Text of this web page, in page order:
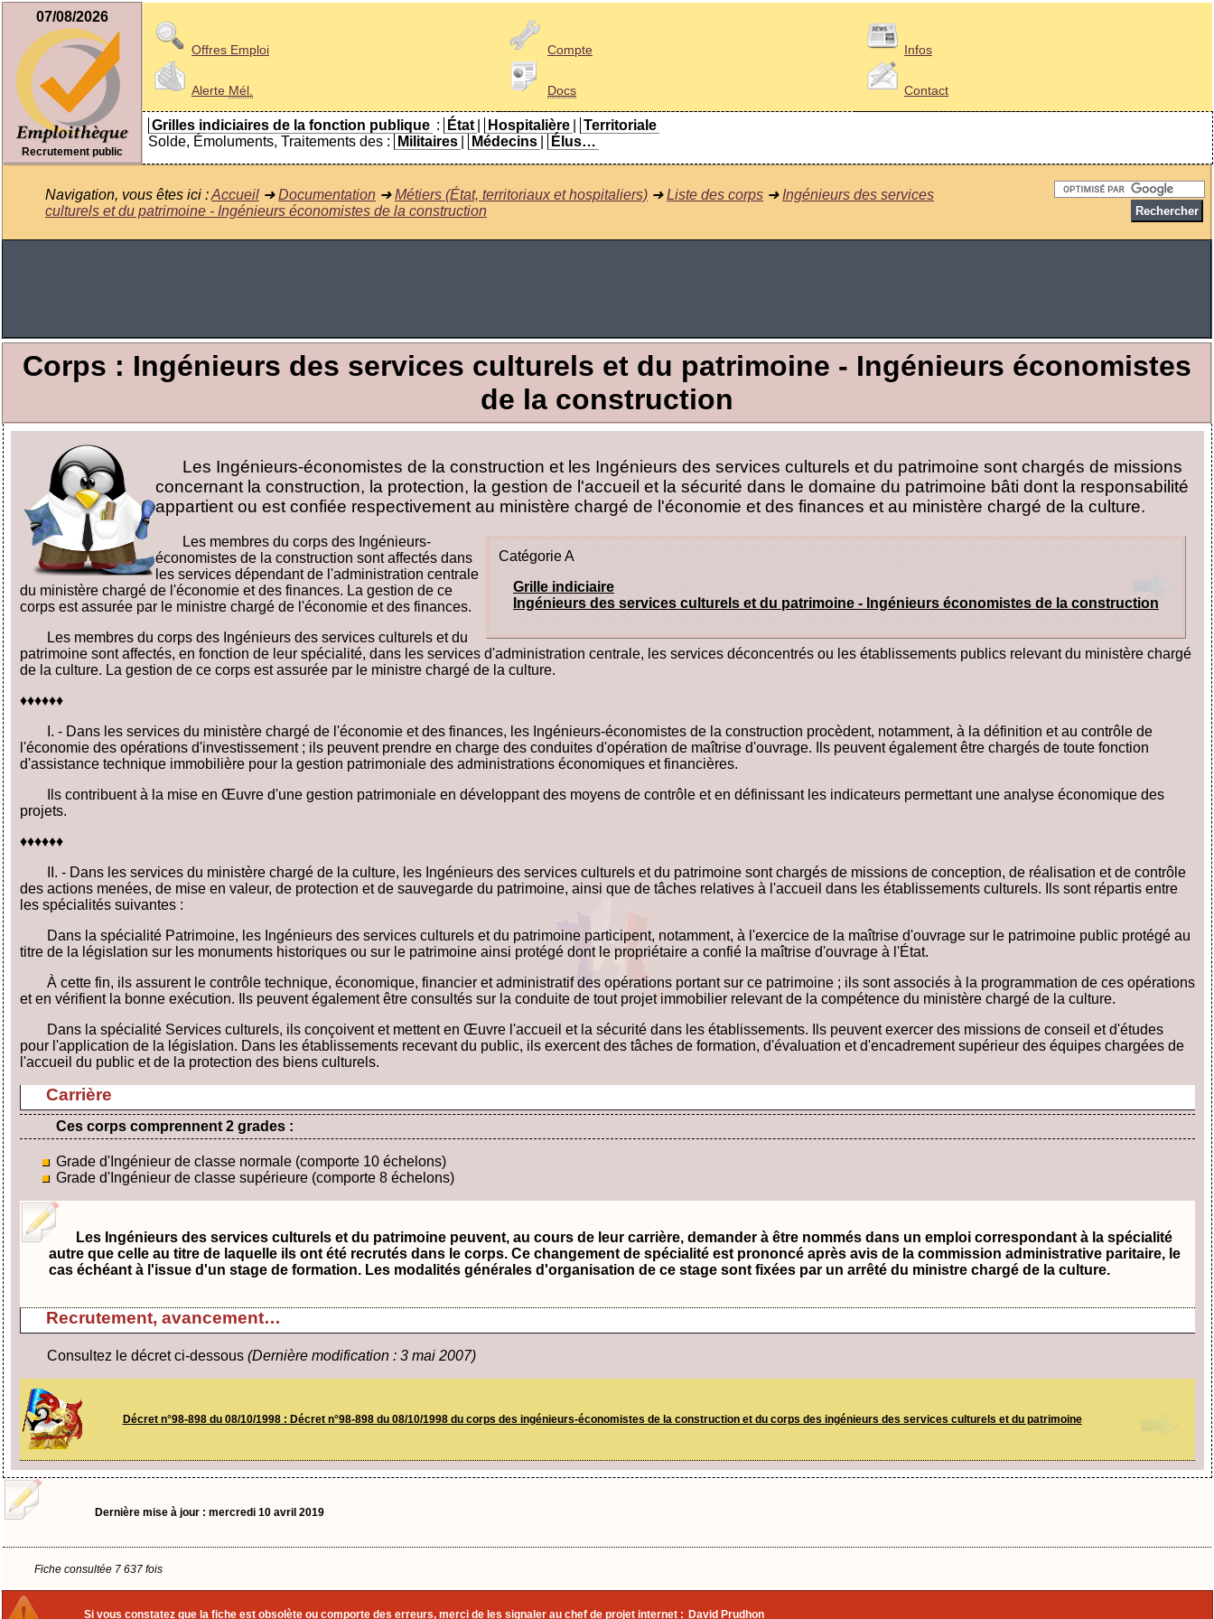
07/08/2026
Recrutement public
Offres Emploi
Alerte Mél.
Compte
Docs
Infos
Contact
Grilles indiciaires de la fonction publique : État Hospitalière
Territoriale
Solde, Émoluments, Traitements des :
Militaires Médecins Élus…
Navigation, vous êtes ici :Accueil ➜Documentation ➜Métiers (État, territoriaux et hospitaliers) ➜Liste des corps ➜ Ingénieurs des services
culturels et du patrimoine - Ingénieurs économistes de la construction
Corps : Ingénieurs des services culturels et du patrimoine - Ingénieurs économistes
de la construction
Les Ingénieurs-économistes de la construction et les Ingénieurs des services culturels et du patrimoine sont chargés de missions
concernant la construction, la protection, la gestion de l'accueil et la sécurité dans le domaine du patrimoine bâti dont la responsabilité
appartient ou est confiée respectivement au ministère chargé de l'économie et des finances et au ministère chargé de la culture.
Catégorie A
Grille indiciaire
Ingénieurs des services culturels et du patrimoine - Ingénieurs économistes de la construction
Les membres du corps des Ingénieurs-
économistes de la construction sont affectés dans
les services dépendant de l'administration centrale
du ministère chargé de l'économie et des finances. La gestion de ce
corps est assurée par le ministre chargé de l'économie et des finances.
Les membres du corps des Ingénieurs des services culturels et du
patrimoine sont affectés, en fonction de leur spécialité, dans les services d'administration centrale, les services déconcentrés ou les établissements publics relevant du ministère chargé
de la culture. La gestion de ce corps est assurée par le ministre chargé de la culture.
♦♦♦♦♦♦
I. - Dans les services du ministère chargé de l'économie et des finances, les Ingénieurs-économistes de la construction procèdent, notamment, à la définition et au contrôle de
l'économie des opérations d'investissement ; ils peuvent prendre en charge des conduites d'opération de maîtrise d'ouvrage. Ils peuvent également être chargés de toute fonction
d'assistance technique immobilière pour la gestion patrimoniale des administrations économiques et financières.
Ils contribuent à la mise en Œuvre d'une gestion patrimoniale en développant des moyens de contrôle et en définissant les indicateurs permettant une analyse économique des
projets.
♦♦♦♦♦♦
II. - Dans les services du ministère chargé de la culture, les Ingénieurs des services culturels et du patrimoine sont chargés de missions de conception, de réalisation et de contrôle
des actions menées, de mise en valeur, de protection et de sauvegarde du patrimoine, ainsi que de tâches relatives à l'accueil dans les établissements culturels. Ils sont répartis entre
les spécialités suivantes :
Dans la spécialité Patrimoine, les Ingénieurs des services culturels et du patrimoine participent, notamment, à l'exercice de la maîtrise d'ouvrage sur le patrimoine public protégé au
titre de la législation sur les monuments historiques ou sur le patrimoine ainsi protégé dont le propriétaire a confié la maîtrise d'ouvrage à l'État.
À cette fin, ils assurent le contrôle technique, économique, financier et administratif des opérations portant sur ce patrimoine ; ils sont associés à la programmation de ces opérations
et en vérifient la bonne exécution. Ils peuvent également être consultés sur la conduite de tout projet immobilier relevant de la compétence du ministère chargé de la culture.
Dans la spécialité Services culturels, ils conçoivent et mettent en Œuvre l'accueil et la sécurité dans les établissements. Ils peuvent exercer des missions de conseil et d'études
pour l'application de la législation. Dans les établissements recevant du public, ils exercent des tâches de formation, d'évaluation et d'encadrement supérieur des équipes chargées de
l'accueil du public et de la protection des biens culturels.
Carrière
Ces corps comprennent 2 grades :
Grade d'Ingénieur de classe normale (comporte 10 échelons)
Grade d'Ingénieur de classe supérieure (comporte 8 échelons)
Les Ingénieurs des services culturels et du patrimoine peuvent, au cours de leur carrière, demander à être nommés dans un emploi correspondant à la spécialité
autre que celle au titre de laquelle ils ont été recrutés dans le corps. Ce changement de spécialité est prononcé après avis de la commission administrative paritaire, le
cas échéant à l'issue d'un stage de formation. Les modalités générales d'organisation de ce stage sont fixées par un arrêté du ministre chargé de la culture.
Recrutement, avancement…
Consultez le décret ci-dessous (Dernière modification : 3 mai 2007)
Décret n°98-898 du 08/10/1998 : Décret n°98-898 du 08/10/1998 du corps des ingénieurs-économistes de la construction et du corps des ingénieurs des services culturels et du patrimoine
Dernière mise à jour : mercredi 10 avril 2019
Fiche consultée 7 637 fois
Si vous constatez que la fiche est obsolète ou comporte des erreurs, merci de les signaler au chef de projet internet : David Prudhon